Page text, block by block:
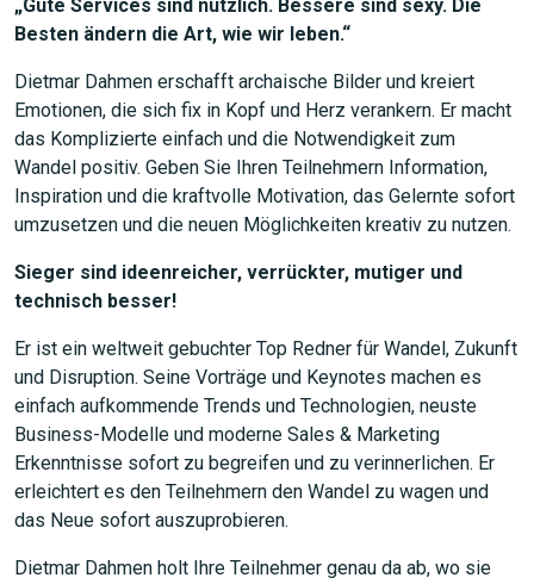
„Gute Services sind nützlich. Bessere sind sexy. Die
Besten ändern die Art, wie wir leben.“
Dietmar Dahmen erschafft archaische Bilder und kreiert
Emotionen, die sich fix in Kopf und Herz verankern. Er macht
das Komplizierte einfach und die Notwendigkeit zum
Wandel positiv. Geben Sie Ihren Teilnehmern Information,
Inspiration und die kraftvolle Motivation, das Gelernte sofort
umzusetzen und die neuen Möglichkeiten kreativ zu nutzen.
Sieger sind ideenreicher, verrückter, mutiger und
technisch besser!
Er ist ein weltweit gebuchter Top Redner für Wandel, Zukunft
und Disruption. Seine Vorträge und Keynotes machen es
einfach aufkommende Trends und Technologien, neuste
Business-Modelle und moderne Sales & Marketing
Erkenntnisse sofort zu begreifen und zu verinnerlichen. Er
erleichtert es den Teilnehmern den Wandel zu wagen und
das Neue sofort auszuprobieren.
Dietmar Dahmen holt Ihre Teilnehmer genau da ab, wo sie